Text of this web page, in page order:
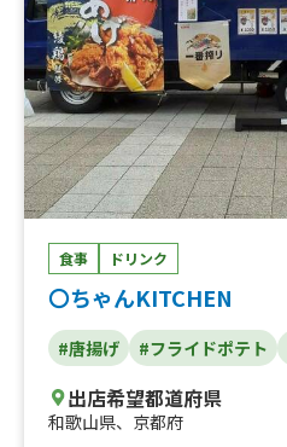
食事 ドリンク
〇ちゃんKITCHEN
#唐揚げ #フライドポテト
出店希望都道府県
和歌山県、 京都府